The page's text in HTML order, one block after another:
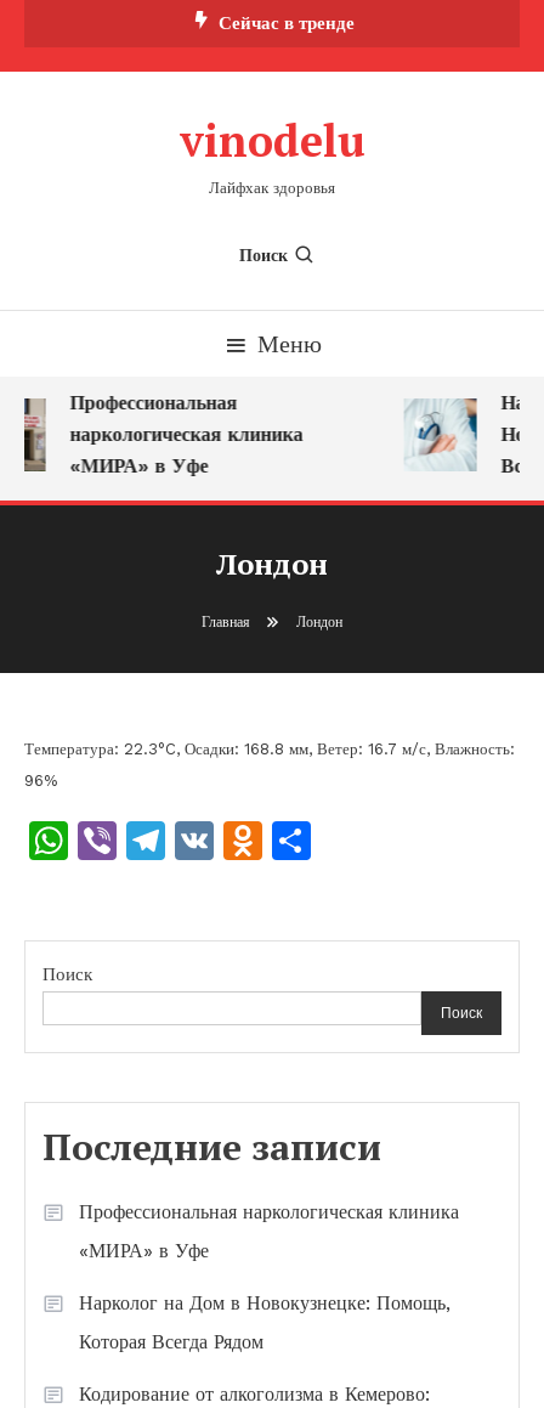
Сейчас в тренде
vinodelu
Лайфхак здоровья
Поиск
Меню
Профессиональная
наркологическая клиника
«МИРА» в Уфе
Лондон
Главная Лондон
Температура: 22.3°C, Осадки: 168.8 мм, Ветер: 16.7 м/с, Влажность:
96%
WhatsApp
ViberTelegram
VK Odnoklassniki
Поиск
Поиск
Последние записи
Профессиональная наркологическая клиника
«МИРА» в Уфе
Нарколог на Дом в Новокузнецке: Помощь,
Которая Всегда Рядом
Кодирование от алкоголизма в Кемерово: